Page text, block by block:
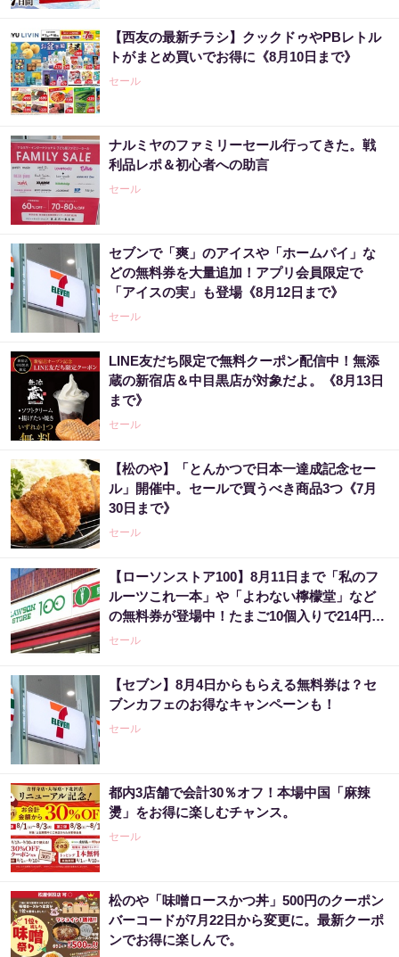
【西友の最新チラシ】クックドゥやPBレトル
トがまとめ買いでお得に《8月10日まで》
セール
ナルミヤのファミリーセール行ってきた。戦
利品レポ＆初心者への助言
セール
セブンで「爽」のアイスや「ホームパイ」な
どの無料券を大量追加！アプリ会員限定で
「アイスの実」も登場《8月12日まで》
セール
LINE友だち限定で無料クーポン配信中！無添
蔵の新宿店＆中目黒店が対象だよ。《8月13日
まで》
セール
【松のや】「とんかつで日本一達成記念セー
ル」開催中。セールで買うべき商品3つ《7月
30日まで》
セール
【ローソンストア100】8月11日まで「私のフ
ルーツこれ一本」や「よわない檸檬堂」など
の無料券が登場中！たまご10個入りで214円な
どのお得企画も見逃せない。
セール
【セブン】8月4日からもらえる無料券は？セ
ブンカフェのお得なキャンペーンも！
セール
都内3店舗で会計30％オフ！本場中国「麻辣
燙」をお得に楽しむチャンス。
セール
松のや「味噌ロースかつ丼」500円のクーポン
バーコードが7月22日から変更に。最新クーポ
ンでお得に楽しんで。